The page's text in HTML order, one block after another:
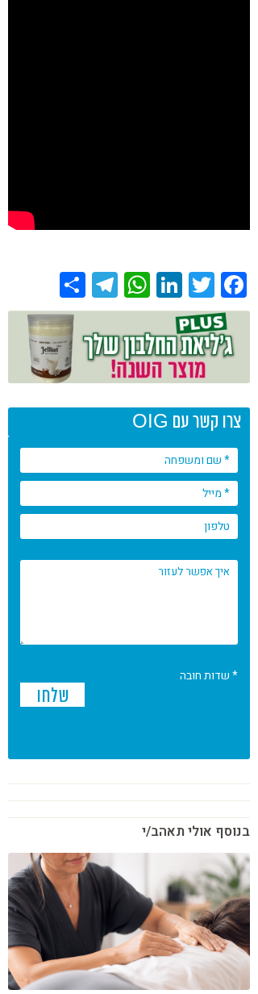
Facebook
Twitter
LinkedIn
WhatsApp
Telegram
צרו קשר עם OIG
* שדות חובה
בנוסף אולי תאהב/י